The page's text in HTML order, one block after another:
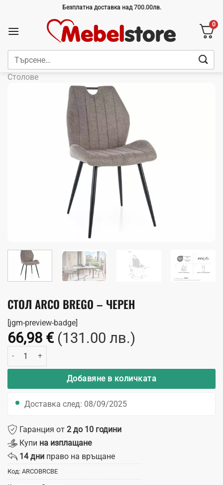
content
Безплатна доставка над 700.00лв.
0
Търсене
Столове
СТОЛ ARCO BREGO – ЧЕРЕН
[jgm-preview-badge]
66,98 € (131.00 лв.)
количество за Стол Arco Brego - Черен
Добавяне в количката
Доставка след: 08/09/2025
Гаранция от 2 до 10 години
Купи на изплащане
14 дни право на връщане
Код: ARCOBRCBE